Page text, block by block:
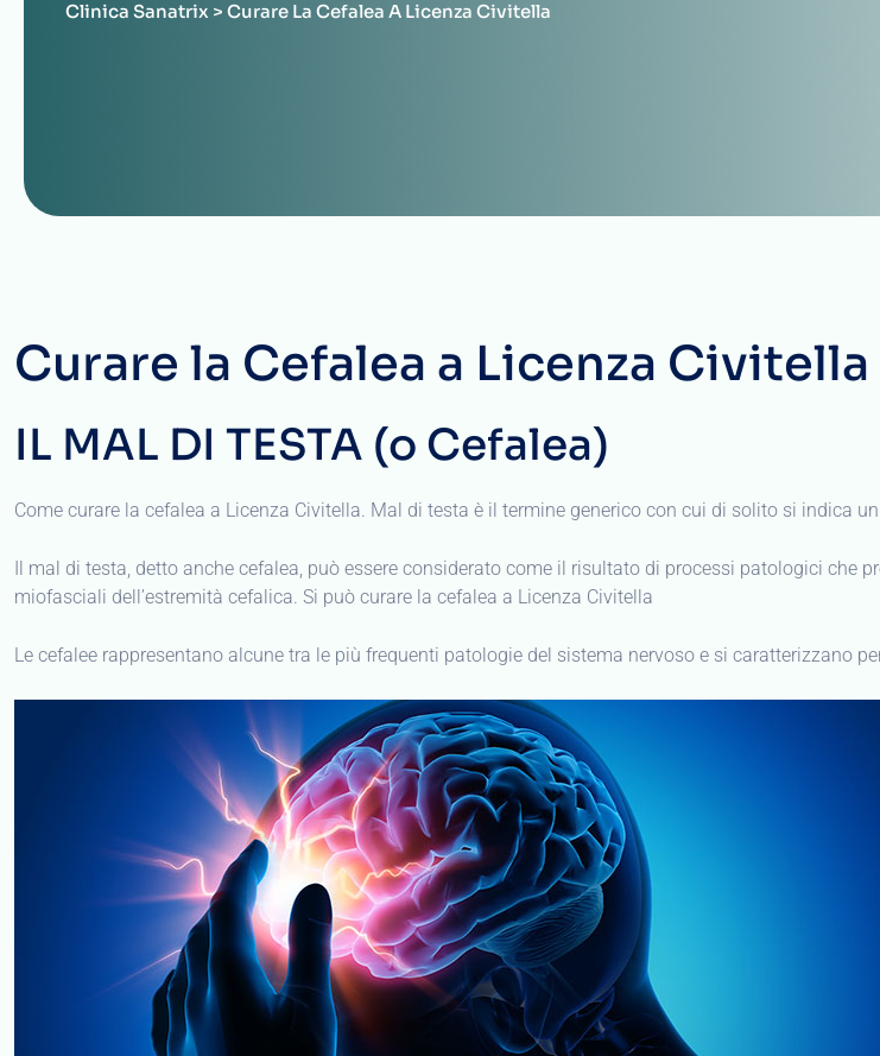
Clinica Sanatrix > Curare La Cefalea A Licenza Civitella
Curare la Cefalea a Licenza Civitella
IL MAL DI TESTA (o Cefalea)
Come curare la cefalea a Licenza Civitella. Mal di testa è il termine generico con cui di solito si indica
Il mal di testa, detto anche cefalea, può essere considerato come il risultato di processi patologici che
miofasciali dell’estremità cefalica. Si può curare la cefalea a Licenza Civitella
Le cefalee rappresentano alcune tra le più frequenti patologie del sistema nervoso e si caratterizzano